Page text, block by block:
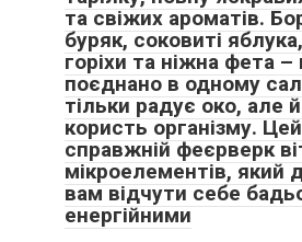
та свіжих ароматів.
буряк, соковиті
горіхи та ніжна фета –
поєднано в одному
тільки радує око, але
користь організму.
справжній феєрверк
мікроелементів, який
вам відчути себе
енергійними